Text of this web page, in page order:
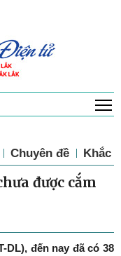
Chuyên đề Khắc
được cắm
DL), đến nay đã có 38